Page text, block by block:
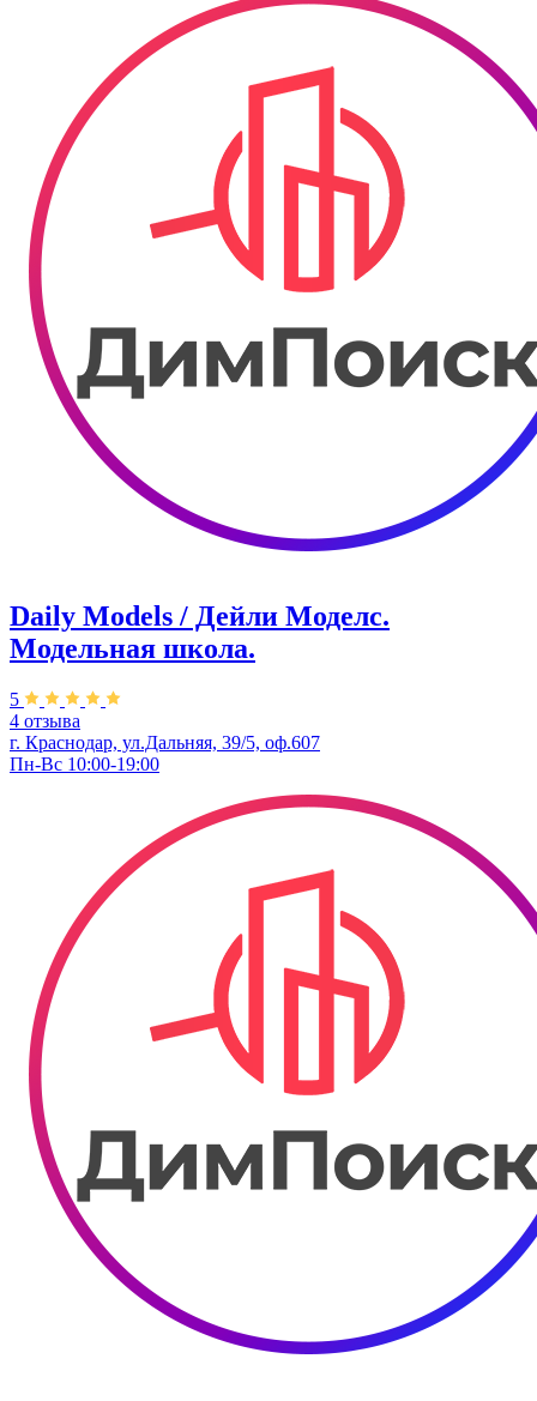
Daily Models / Дейли Моделс.
Модельная школа.
5
4 отзыва
г. Краснодар, ул.Дальняя, 39/5, оф.607
Пн-Вс 10:00-19:00